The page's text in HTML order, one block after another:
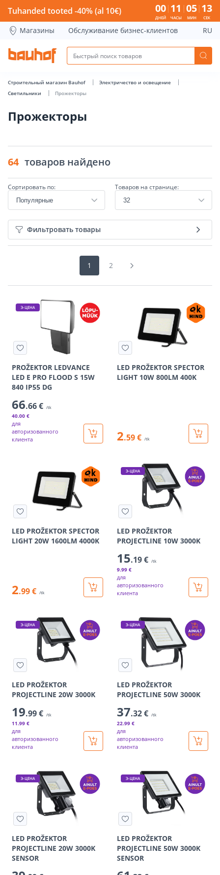
Прожекторы - Bauhof has loaded
Tuhanded tooted -40% (al 10€) 00
ДНЕЙ
11
ЧАСЫ
05
МИН
12
СЕК
Магазины Обслуживание бизнес-клиентов RU
Строительный магазин Bauhof
Электричество и освещение
Светильники
Прожекторы
Прожекторы
64 товаров найдено
Сортировать по: Товаров на странице:
Фильтровать товары
1 2
Э-ЦЕНА
PROŽEKTOR LEDVANCE
LED E PRO FLOOD S 15W
840 IP55 DG
66.66 € /tk
40.00 €
для
авторизованного
клиента
LED PROŽEKTOR SPECTOR
LIGHT 10W 800LM 400K
2.59 € /tk
LED PROŽEKTOR SPECTOR
LIGHT 20W 1600LM 4000K
2.99 € /tk
Э-ЦЕНА
LED PROŽEKTOR
PROJECTLINE 10W 3000K
15.19 € /tk
9.99 €
для
авторизованного
клиента
Э-ЦЕНА
LED PROŽEKTOR
PROJECTLINE 20W 3000K
19.99 € /tk
11.99 €
для
авторизованного
клиента
Э-ЦЕНА
LED PROŽEKTOR
PROJECTLINE 50W 3000K
37.32 € /tk
22.99 €
для
авторизованного
клиента
Э-ЦЕНА
LED PROŽEKTOR
PROJECTLINE 20W 3000K
SENSOR
Э-ЦЕНА
LED PROŽEKTOR
PROJECTLINE 50W 3000K
SENSOR